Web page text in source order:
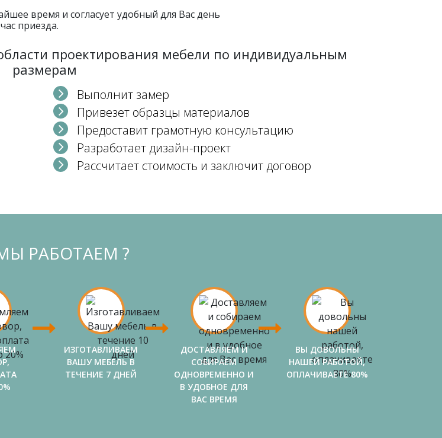
время и согласует удобный для Вас день
приезда.
проектирования мебели по индивидуальным
размерам
Выполнит замер
Привезет образцы материалов
Предоставит грамотную консультацию
Разработает дизайн-проект
Рассчитает стоимость и заключит договор
РАБОТАЕМ ?
ИЗГОТАВЛИВАЕМ
ВАШУ МЕБЕЛЬ В
ТЕЧЕНИЕ 7 ДНЕЙ
ДОСТАВЛЯЕМ И
СОБИРАЕМ
ОДНОВРЕМЕННО И
В УДОБНОЕ ДЛЯ
ВАС ВРЕМЯ
ВЫ ДОВОЛЬНЫ
НАШЕЙ РАБОТОЙ,
ОПЛАЧИВАЕТЕ 80%